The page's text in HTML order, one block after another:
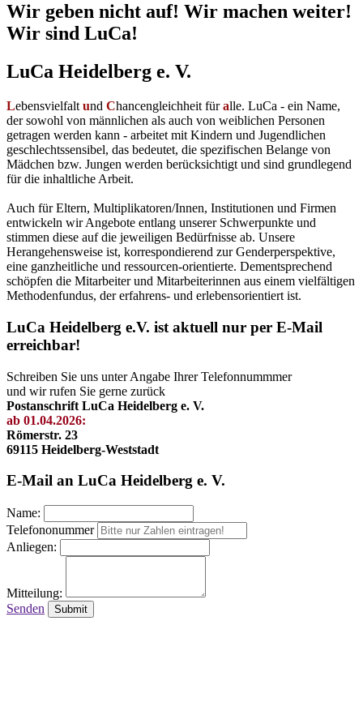
Wir geben nicht auf! Wir machen weiter!
Wir sind LuCa!
LuCa Heidelberg e. V.
Lebensvielfalt und Chancengleichheit füralle. LuCa - ein Name,
der sowohl von männlichen als auch von weiblichen Personen
getragen werden kann - arbeitet mit Kindern und Jugendlichen
geschlechtssensibel, das bedeutet, die spezifischen Belange von
Mädchen bzw. Jungen werden berücksichtigt und sind grundlegend
für die inhaltliche Arbeit.
Auch für Eltern, Multiplikatoren/Innen, Institutionen und Firmen
entwickeln wir Angebote entlang unserer Schwerpunkte und
stimmen diese auf die jeweiligen Bedürfnisse ab. Unsere
Herangehensweise ist, korrespondierend zur Genderperspektive,
eine ganzheitliche und ressourcen-orientierte. Dementsprechend
schöpfen die Mitarbeiter und Mitarbeiterinnen aus einem vielfältigen
Methodenfundus, der erfahrens- und erlebensorientiert ist.
LuCa Heidelberg e.V. ist aktuell nur per E-Mail
erreichbar!
Schreiben Sie uns unter Angabe Ihrer Telefonnummmer
und wir rufen Sie gerne zurück
Postanschrift LuCa Heidelberg e. V.
ab 01.04.2026:
Römerstr. 23
69115 Heidelberg-Weststadt
E-Mail an LuCa Heidelberg e. V.
Name:
Telefononummer
Anliegen:
Mitteilung:
Senden